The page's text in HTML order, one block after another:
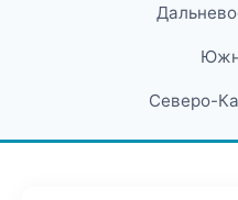
Северо-